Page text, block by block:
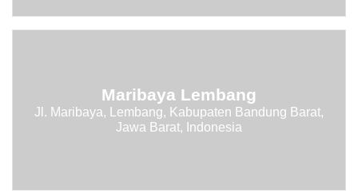
Maribaya Lembang
Jl. Maribaya, Lembang, Kabupaten Bandung Barat,
Jawa Barat, Indonesia